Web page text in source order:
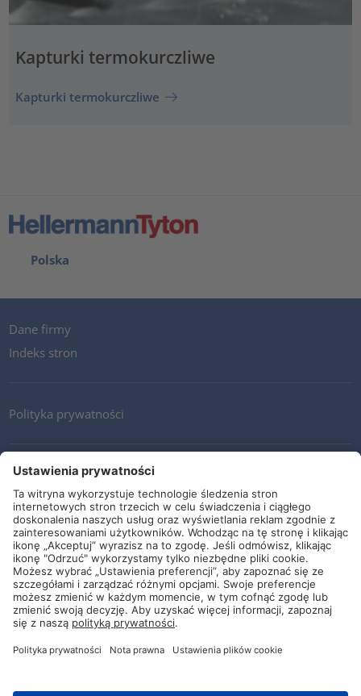
Kapturki termokurczliwe
Kapturki termokurczliwe
Polska
Dane firmy
Indeks stron
Polityka prywatności
Kontakt
Newsletter
Ogólne warunki i dostawy
Wytyczne i zobowiązania
Media społecznościowe